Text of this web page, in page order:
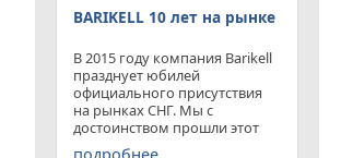
BARIKELL 10 лет на рынке
В 2015 году компания Barikell
празднует юбилей
официального присутствия
на рынках СНГ. Мы с
достоинством прошли этот
отрезок времени ,